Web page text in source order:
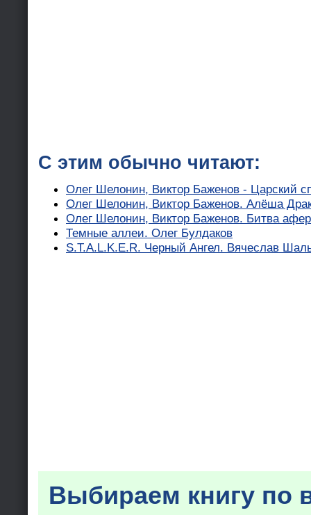
С этим обычно читают:
Олег Шелонин, Виктор Баженов - Царский
Олег Шелонин, Виктор Баженов. Алёша
Олег Шелонин, Виктор Баженов. Битва
Темные аллеи. Олег Булдаков
S.T.A.L.K.E.R. Черный Ангел. Вячеслав
Выбираем книгу по